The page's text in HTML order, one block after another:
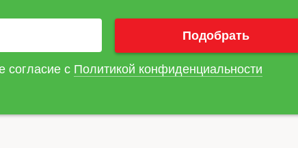
согласие с Политикой конфиденциальности